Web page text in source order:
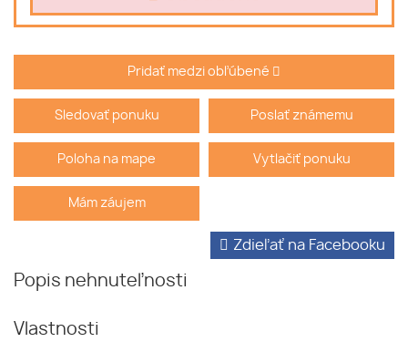
Pridať medzi obľúbené
Sledovať ponuku Poslať známemu
Poloha na mape Vytlačiť ponuku
Mám záujem
Popis nehnuteľnosti
Zdieľať na Facebooku
Vlastnosti